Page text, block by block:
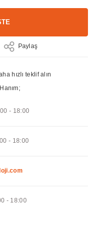
Paylaş
hızlı teklif alın
- 18:00
- 18:00
- 18:00